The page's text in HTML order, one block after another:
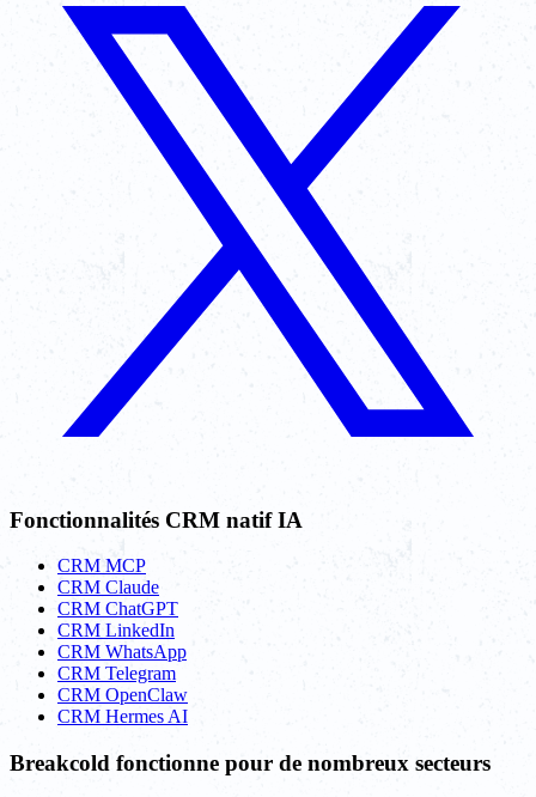
Fonctionnalités CRM natif IA
CRM MCP
CRM Claude
CRM ChatGPT
CRM LinkedIn
CRM WhatsApp
CRM Telegram
CRM OpenClaw
CRM Hermes AI
Breakcold fonctionne pour de nombreux secteurs